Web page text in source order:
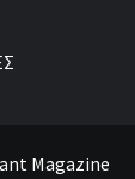
Magazine